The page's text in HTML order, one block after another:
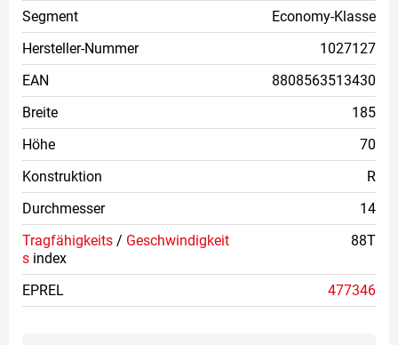
Segment
Economy-Klasse
Hersteller-Nummer
1027127
EAN
8808563513430
Breite
185
Höhe
70
Konstruktion
R
Durchmesser
14
Tragfähigkeits / Geschwindigkeit
s index
88T
EPREL 477346